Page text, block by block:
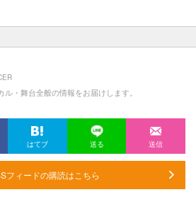
ル・舞台全般の情報をお届けします。
はてブ 送る 送信
フィードの購読はこちら